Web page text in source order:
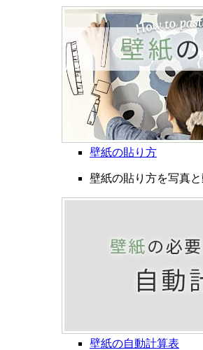
壁紙の貼り方
壁紙の貼り方を写真
壁紙の自動計算表